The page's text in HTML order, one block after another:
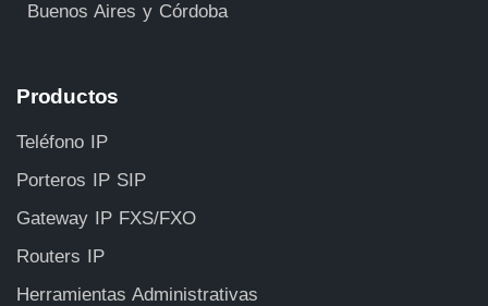
Buenos Aires y Córdoba
Productos
Teléfono IP
Porteros IP SIP
Gateway IP FXS/FXO
Routers IP
Herramientas Administrativas